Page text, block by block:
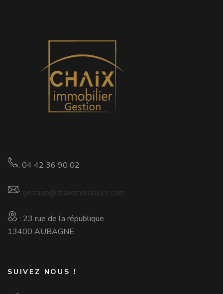
: 04 42 36 90 02
: gestion@chaiximmobilier.com
: 23 rue de la république
13400 AUBAGNE
SUIVEZ NOUS !